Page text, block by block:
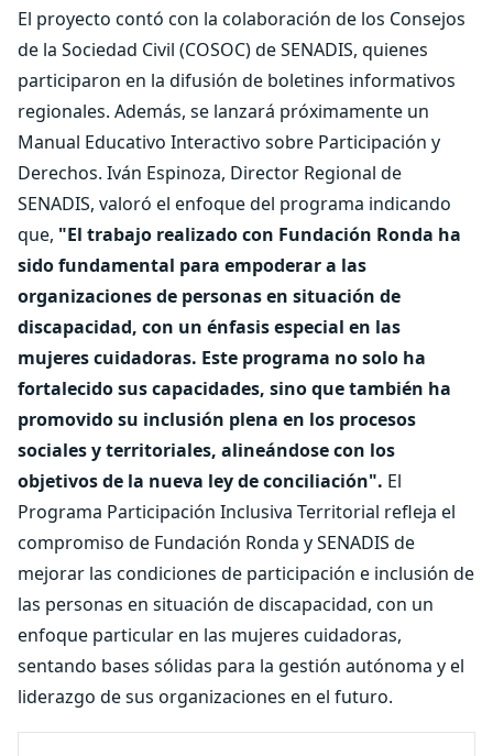
El proyecto contó con la colaboración de los Consejos
de la Sociedad Civil (COSOC) de SENADIS, quienes
participaron en la difusión de boletines informativos
regionales. Además, se lanzará próximamente un
Manual Educativo Interactivo sobre Participación y
Derechos. Iván Espinoza, Director Regional de
SENADIS, valoró el enfoque del programa indicando
que, "El trabajo realizado con Fundación Ronda ha
sido fundamental para empoderar a las
organizaciones de personas en situación de
discapacidad, con un énfasis especial en las
mujeres cuidadoras. Este programa no solo ha
fortalecido sus capacidades, sino que también ha
promovido su inclusión plena en los procesos
sociales y territoriales, alineándose con los
objetivos de la nueva ley de conciliación". El
Programa Participación Inclusiva Territorial refleja el
compromiso de Fundación Ronda y SENADIS de
mejorar las condiciones de participación e inclusión de
las personas en situación de discapacidad, con un
enfoque particular en las mujeres cuidadoras,
sentando bases sólidas para la gestión autónoma y el
liderazgo de sus organizaciones en el futuro.